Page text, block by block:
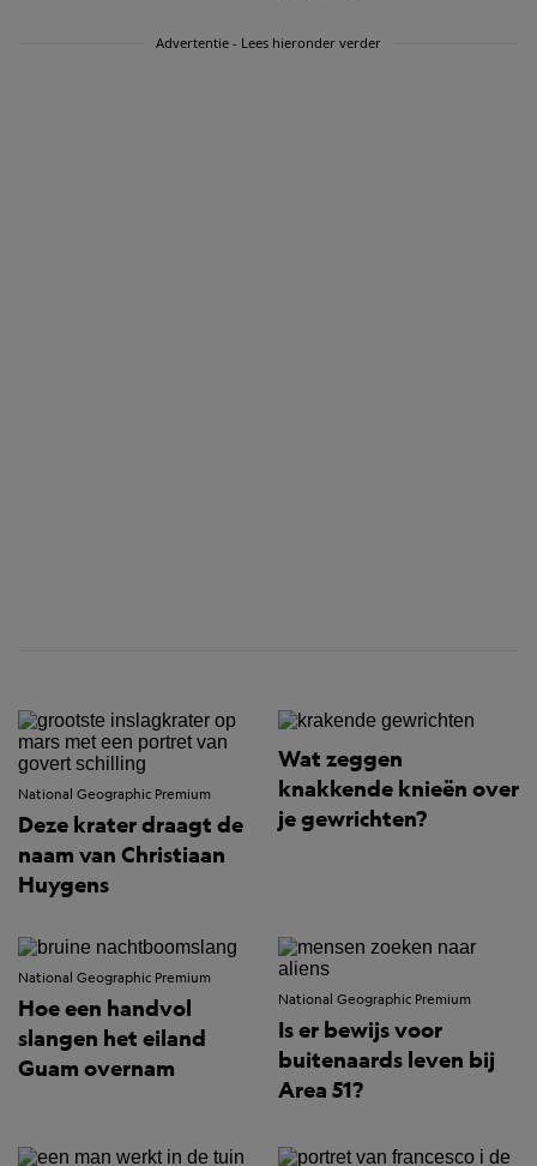
Advertentie - Lees hieronder verder
National Geographic Premium
Deze krater draagt de
naam van Christiaan
Huygens
Wat zeggen
knakkende knieën over
je gewrichten?
National Geographic Premium
Hoe een handvol
slangen het eiland
Guam overnam
National Geographic Premium
Is er bewijs voor
buitenaards leven bij
Area 51?